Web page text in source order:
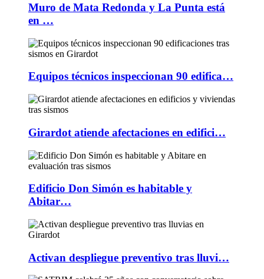
Muro de Mata Redonda y La Punta está
en …
Equipos técnicos inspeccionan 90 edifica…
Girardot atiende afectaciones en edifici…
Edificio Don Simón es habitable y
Abitar…
Activan despliegue preventivo tras lluvi…